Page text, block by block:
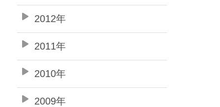
2012年
2011年
2010年
2009年